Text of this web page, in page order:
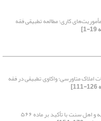
کاری؛ مطالعه تطبیقی فقه
املاک متاورسی؛ واکاوی تطبیقی در فقه
تحلیل تطبیقی دیه اعضای پیوندی در فقه امامیه و اهل سنت با تأکید بر ماده ۵۶۶